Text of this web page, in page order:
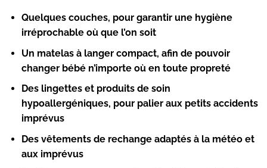
Quelques couches, pour garantir une hygiène
irréprochable où que l’on soit
Un matelas à langer compact, afin de pouvoir
changer bébé n’importe où en toute propreté
Des lingettes et produits de soin
hypoallergéniques, pour palier aux petits accidents
imprévus
Des vêtements de rechangeadaptés à la météo et
aux imprévus